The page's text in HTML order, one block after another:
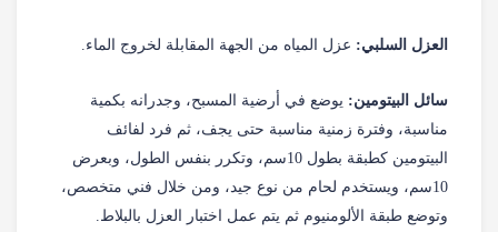
العزل السلبي: عزل المياه من الجهة المقابلة لخروج الماء.
سائل البيتومين: يوضع في أرضية المسبح، وجدرانه بكمية
مناسبة، وفترة زمنية مناسبة حتى يجف، ثم فرد لفائف
البيتومين كطبقة بطول 10سم، وتكرر بنفس الطول، وبعرض
10سم، ويستخدم لحام من نوع جيد، ومن خلال فني متخصص،
وتوضع طبقة الألومنيوم ثم يتم عمل اختبار العزل بالبلاط.